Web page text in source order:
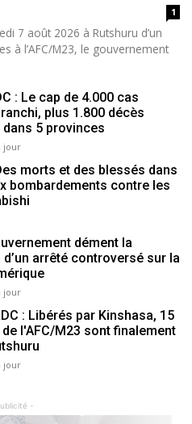
1
7 août 2026 à Rutshuru d’un
à l’AFC/M23, le gouvernement
: Le cap de 4.000 cas
plus 1.800 décès
5 provinces
jour
morts et des blessés dans
bombardements contre les
dément la
arrêté controversé sur la
jour
: Libérés par Kinshasa, 15
l'AFC/M23 sont finalement
jour
-